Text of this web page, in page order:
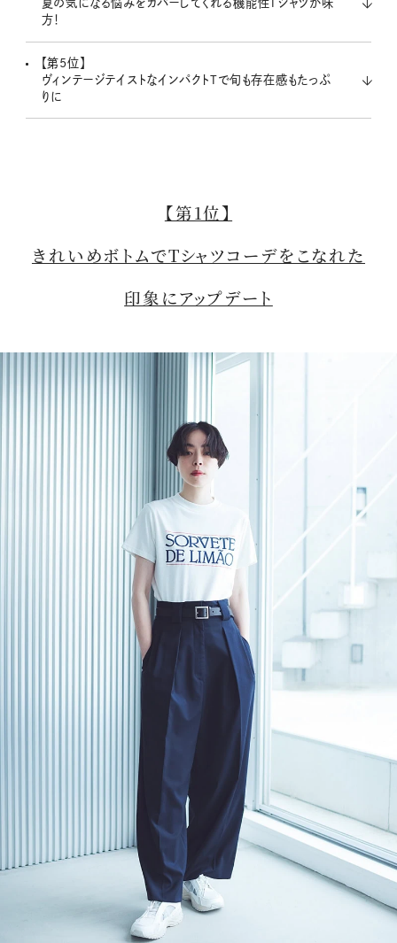
夏の気になる悩みをカバーしてくれる機能性Tシャツが味
方！
【第5位】
ヴィンテージテイストなインパクトTで旬も存在感もたっぷ
りに
【第1位】
きれいめボトムでTシャツコーデをこなれた
印象にアップデート